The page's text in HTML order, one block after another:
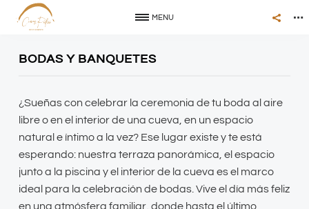
MENU
BODAS Y BANQUETES
¿Sueñas con celebrar la ceremonia de tu boda al aire
libre o en el interior de una cueva, en un espacio
natural e íntimo a la vez? Ese lugar existe y te está
esperando: nuestra terraza panorámica, el espacio
junto a la piscina y el interior de la cueva es el marco
ideal para la celebración de bodas. Vive el día más feliz
en una atmósfera familiar, donde hasta el último